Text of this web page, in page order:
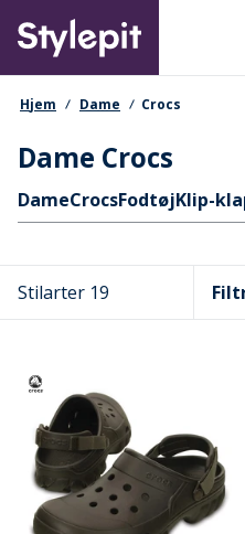
main
content
Primary
navigationssti
Hjem Dame Crocs
Dame Crocs
Hurtige links
DameCrocsFodtøjKlip-
Stilarter 19